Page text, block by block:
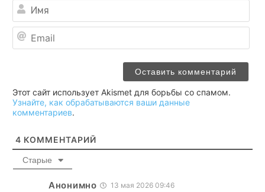
Этот сайт использует Akismet для борьбы со спамом.
Узнайте, как обрабатываются ваши данные
комментариев.
4 КОММЕНТАРИЙ
Старые
Анонимно 13 мая 2026 09:46